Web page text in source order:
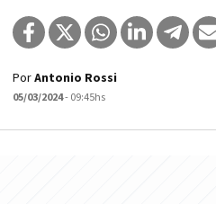
PorAntonio Rossi
05/03/2024- 09:45hs